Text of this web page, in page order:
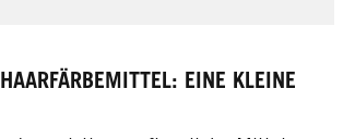
EINE KLEINE